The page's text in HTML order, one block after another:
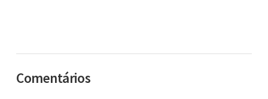
Comentários